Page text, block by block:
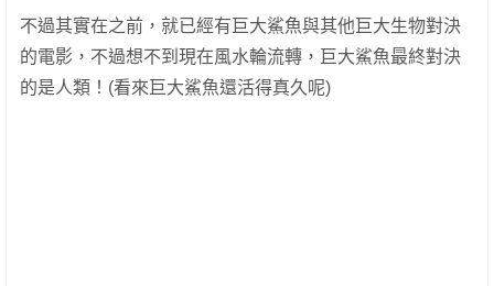
不過其實在之前，就已經有巨大鯊魚與其他巨大生物對決
的電影，不過想不到現在風水輪流轉，巨大鯊魚最終對決
的是人類！(看來巨大鯊魚還活得真久呢)